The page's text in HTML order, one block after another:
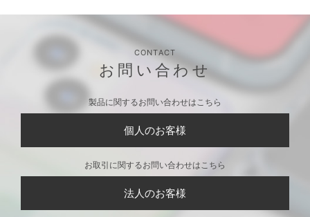
CONTACT
お問い合わせ
製品に関するお問い合わせはこちら
個人のお客様
お取引に関するお問い合わせはこちら
法人のお客様